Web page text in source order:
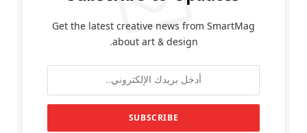
Get the latest creative news from SmartMag
about art & design.